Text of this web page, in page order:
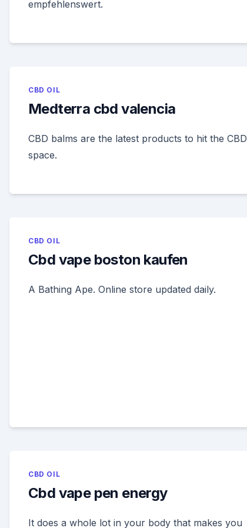
empfehlenswert.
CBD OIL
Medterra cbd valencia
CBD balms are the latest products to hit the CBD
space.
CBD OIL
Cbd vape boston kaufen
A Bathing Ape. Online store updated daily.
CBD OIL
Cbd vape pen energy
It does a whole lot in your body that makes you